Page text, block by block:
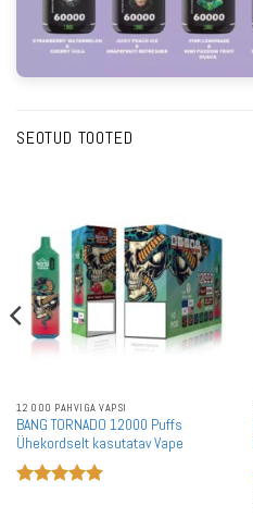
SEOTUD TOOTED
12 000 PAHVIGA VAPSI
BANG TORNADO 12000 Puffs
Ühekordselt kasutatav Vape